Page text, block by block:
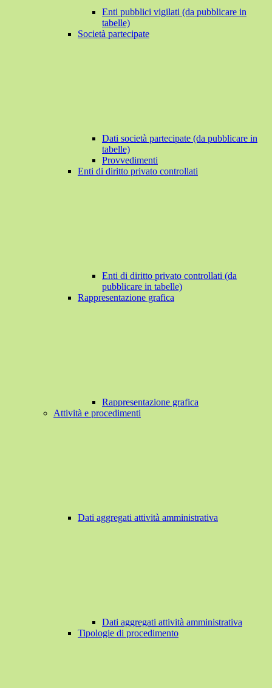
Enti pubblici vigilati (da pubblicare in
tabelle)
Società partecipate
Dati società partecipate (da pubblicare in
tabelle)
Provvedimenti
Enti di diritto privato controllati
Enti di diritto privato controllati (da
pubblicare in tabelle)
Rappresentazione grafica
Rappresentazione grafica
Attività e procedimenti
Dati aggregati attività amministrativa
Dati aggregati attività amministrativa
Tipologie di procedimento